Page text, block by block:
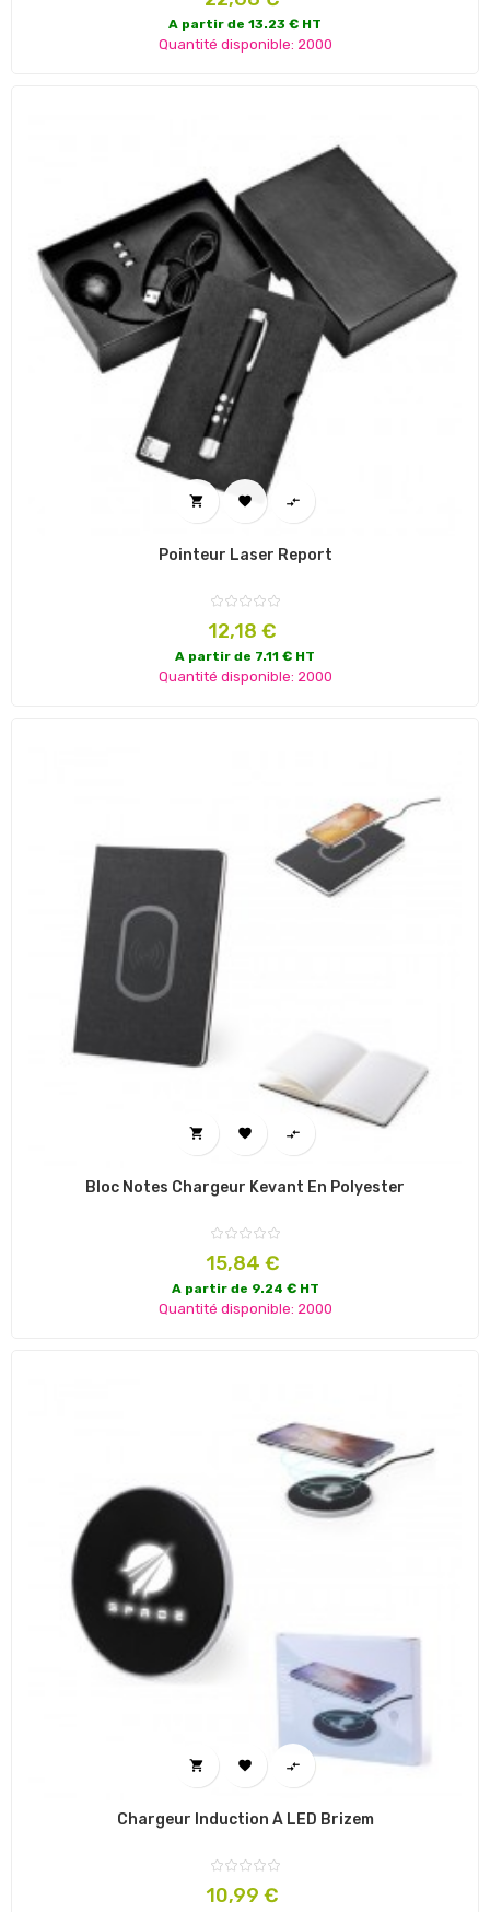
A partir de 13.23 € HT
Quantité disponible: 2000
  
Pointeur Laser Report
Prix
12,18 €
A partir de 7.11 € HT
Quantité disponible: 2000
  
Bloc Notes Chargeur Kevant En Polyester
Prix
15,84 €
A partir de 9.24 € HT
Quantité disponible: 2000
  
Chargeur Induction À LED Brizem
Prix
10,99 €